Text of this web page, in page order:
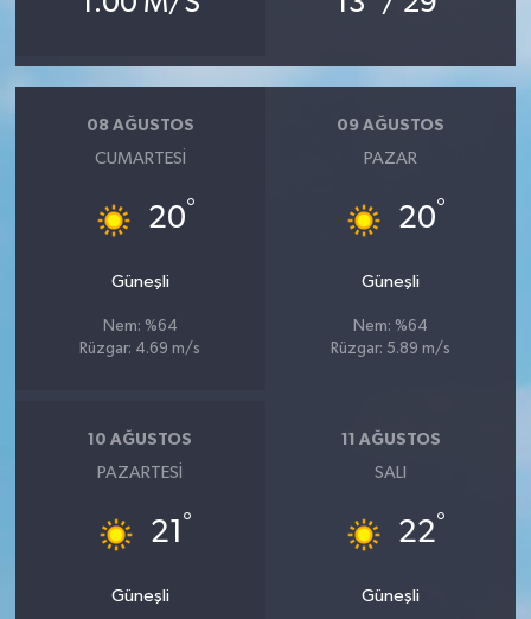
08 AĞUSTOS
CUMARTESI
20°
Güneşli
Nem: %64
Rüzgar: 4.69 m/s
09 AĞUSTOS
PAZAR
20°
Güneşli
Nem: %64
Rüzgar: 5.89 m/s
10 AĞUSTOS
PAZARTESI
21 °
Güneşli
11 AĞUSTOS
SALI
22°
Güneşli